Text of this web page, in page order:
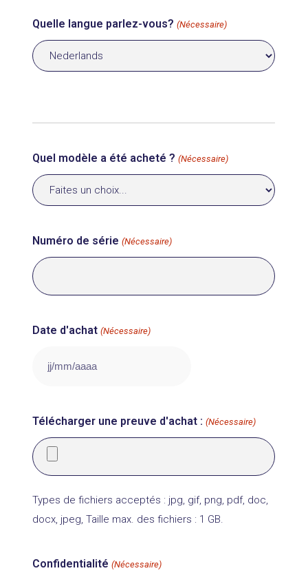
slash
AAAA
Quelle langue parlez-vous? (Nécessaire)
Quel modèle a été acheté ? (Nécessaire)
Numéro de série (Nécessaire)
Date d'achat (Nécessaire)
slash
AAAA
Télécharger une preuve d'achat : (Nécessaire)
Types de fichiers acceptés : jpg, gif, png, pdf, doc,
docx, jpeg, Taille max. des fichiers : 1 GB.
Confidentialité (Nécessaire)